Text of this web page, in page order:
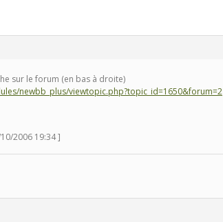
sur le forum (en bas à droite)
newbb_plus/viewtopic.php?topic_id=1650&forum=2
2006 19:34 ]